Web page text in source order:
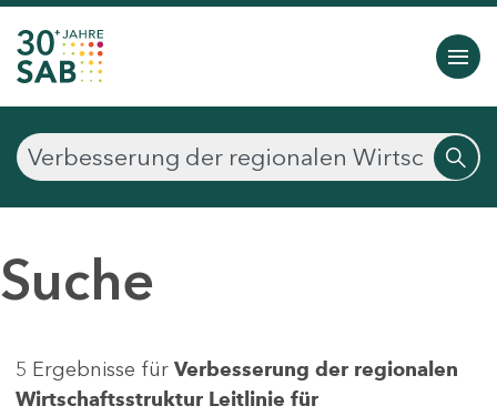
Suche
5 Ergebnisse für Verbesserung der regionalen
Wirtschaftsstruktur Leitlinie für